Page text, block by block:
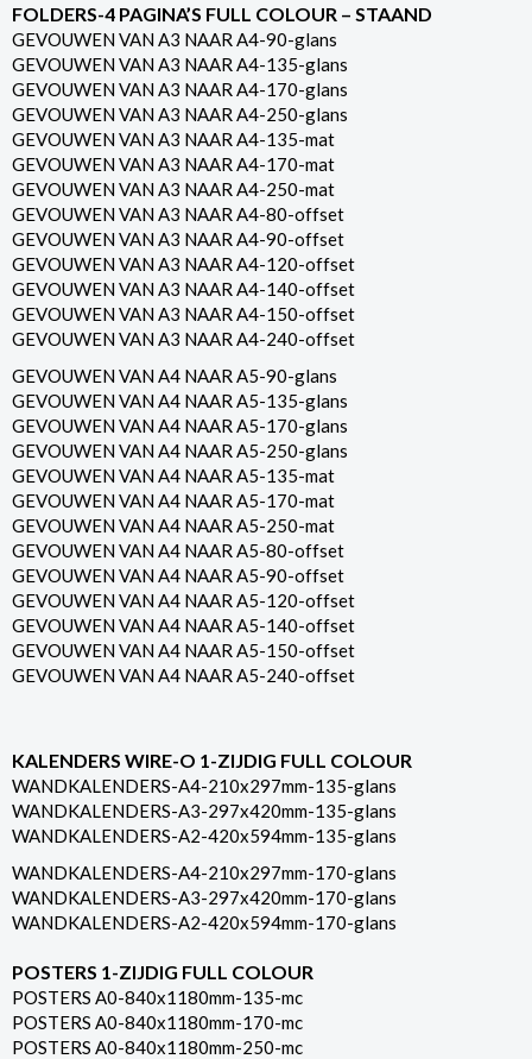
FOLDERS-4 PAGINA’S FULL COLOUR – STAAND
GEVOUWEN VAN A3 NAAR A4-90-glans
GEVOUWEN VAN A3 NAAR A4-135-glans
GEVOUWEN VAN A3 NAAR A4-170-glans
GEVOUWEN VAN A3 NAAR A4-250-glans
GEVOUWEN VAN A3 NAAR A4-135-mat
GEVOUWEN VAN A3 NAAR A4-170-mat
GEVOUWEN VAN A3 NAAR A4-250-mat
GEVOUWEN VAN A3 NAAR A4-80-offset
GEVOUWEN VAN A3 NAAR A4-90-offset
GEVOUWEN VAN A3 NAAR A4-120-offset
GEVOUWEN VAN A3 NAAR A4-140-offset
GEVOUWEN VAN A3 NAAR A4-150-offset
GEVOUWEN VAN A3 NAAR A4-240-offset
GEVOUWEN VAN A4 NAAR A5-90-glans
GEVOUWEN VAN A4 NAAR A5-135-glans
GEVOUWEN VAN A4 NAAR A5-170-glans
GEVOUWEN VAN A4 NAAR A5-250-glans
GEVOUWEN VAN A4 NAAR A5-135-mat
GEVOUWEN VAN A4 NAAR A5-170-mat
GEVOUWEN VAN A4 NAAR A5-250-mat
GEVOUWEN VAN A4 NAAR A5-80-offset
GEVOUWEN VAN A4 NAAR A5-90-offset
GEVOUWEN VAN A4 NAAR A5-120-offset
GEVOUWEN VAN A4 NAAR A5-140-offset
GEVOUWEN VAN A4 NAAR A5-150-offset
GEVOUWEN VAN A4 NAAR A5-240-offset
KALENDERS WIRE-O 1-ZIJDIG FULL COLOUR
WANDKALENDERS-A4-210x297mm-135-glans
WANDKALENDERS-A3-297x420mm-135-glans
WANDKALENDERS-A2-420x594mm-135-glans
WANDKALENDERS-A4-210x297mm-170-glans
WANDKALENDERS-A3-297x420mm-170-glans
WANDKALENDERS-A2-420x594mm-170-glans
POSTERS 1-ZIJDIG FULL COLOUR
POSTERS A0-840x1180mm-135-mc
POSTERS A0-840x1180mm-170-mc
POSTERS A0-840x1180mm-250-mc